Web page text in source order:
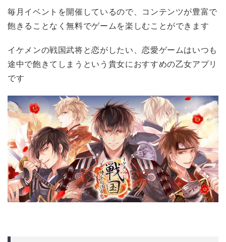
毎月イベントを開催しているので、コンテンツが豊富で
飽きることなく無料でゲームを楽しむことができます
イケメンの戦国武将と恋がしたい、恋愛ゲームはいつも
途中で飽きてしまうという貴女におすすめの乙女アプリ
です